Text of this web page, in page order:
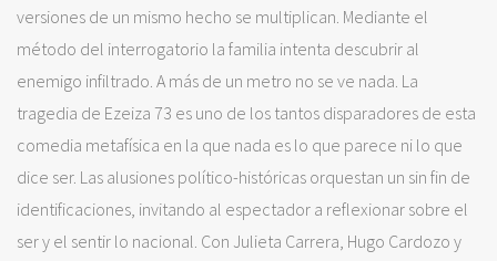
versiones de un mismo hecho se multiplican. Mediante el
método del interrogatorio la familia intenta descubrir al
enemigo infiltrado. A más de un metro no se ve nada. La
tragedia de Ezeiza 73 es uno de los tantos disparadores de esta
comedia metafísica en la que nada es lo que parece ni lo que
dice ser. Las alusiones político-históricas orquestan un sin fin de
identificaciones, invitando al espectador a reflexionar sobre el
ser y el sentir lo nacional. Con Julieta Carrera, Hugo Cardozo y